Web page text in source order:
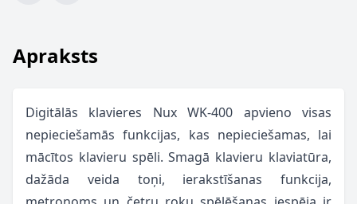
Apraksts
Digitālās klavieres Nux WK-400 apvieno visas
nepieciešamās funkcijas, kas nepieciešamas, lai
mācītos klavieru spēli. Smagā klavieru klaviatūra,
dažāda veida toņi, ierakstīšanas funkcija,